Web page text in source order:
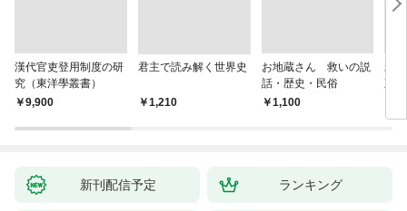
漢代官吏登用制度の研
究（東洋學叢書）
￥9,900
君主で読み解く世界史
￥1,210
お地蔵さん 救いの説
話・歴史・民俗
￥1,100
親
直
新刊配信予定 ランキング